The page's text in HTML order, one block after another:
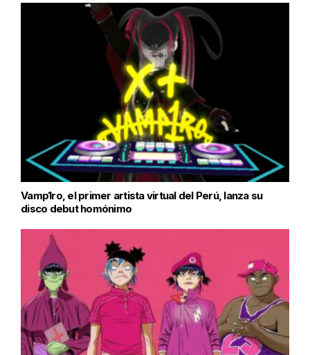
Vamp1ro, el primer artista virtual del Perú, lanza su
disco debut homónimo